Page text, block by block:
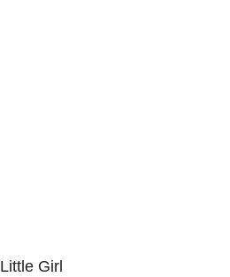
Little Girl